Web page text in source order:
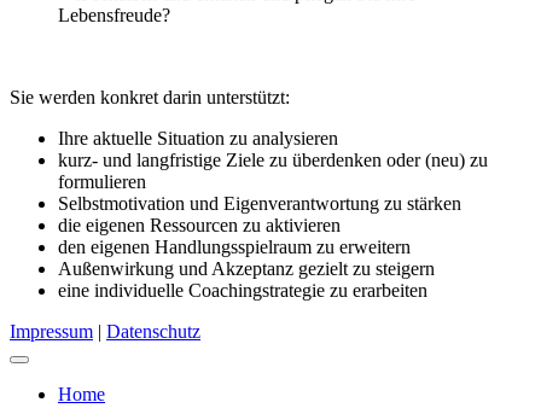
Lebensfreude?
Sie werden konkret darin unterstützt:
Ihre aktuelle Situation zu analysieren
kurz- und langfristige Ziele zu überdenken oder (neu) zu
formulieren
Selbstmotivation und Eigenverantwortung zu stärken
die eigenen Ressourcen zu aktivieren
den eigenen Handlungsspielraum zu erweitern
Außenwirkung und Akzeptanz gezielt zu steigern
eine individuelle Coachingstrategie zu erarbeiten
Impressum | Datenschutz
Home